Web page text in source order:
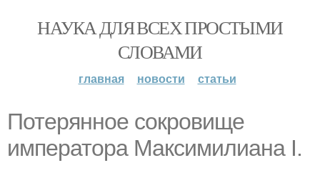
НАУКА ДЛЯ ВСЕХ ПРОСТЫМИ
СЛОВАМИ
главная новости статьи
Потерянное сокровище
императора Максимилиана I.